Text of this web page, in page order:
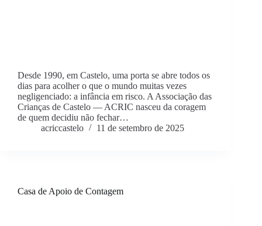
Desde 1990, em Castelo, uma porta se abre todos os
dias para acolher o que o mundo muitas vezes
negligenciado: a infância em risco. A Associação das
Crianças de Castelo — ACRIC nasceu da coragem
de quem decidiu não fechar…
acriccastelo
11 de setembro de 2025
Casa de Apoio de Contagem